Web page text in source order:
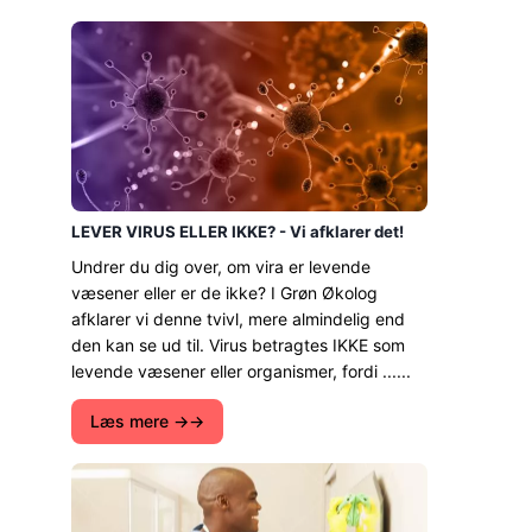
LEVER VIRUS ELLER IKKE? - Vi afklarer det!
Undrer du dig over, om vira er levende
væsener eller er de ikke? I Grøn Økolog
afklarer vi denne tvivl, mere almindelig end
den kan se ud til. Virus betragtes IKKE som
levende væsener eller organismer, fordi ......
Læs mere →